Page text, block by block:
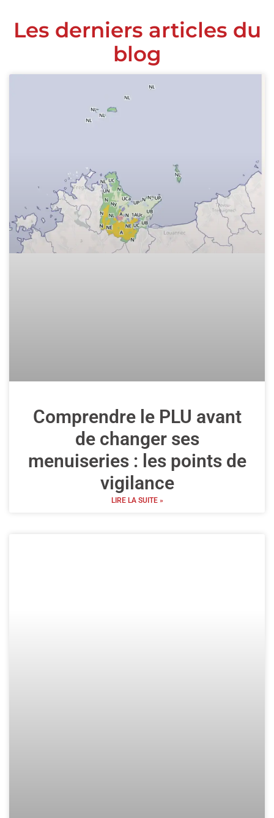
Les derniers articles du
blog
Comprendre le PLU avant
de changer ses
menuiseries : les points de
vigilance
LIRE LA SUITE »